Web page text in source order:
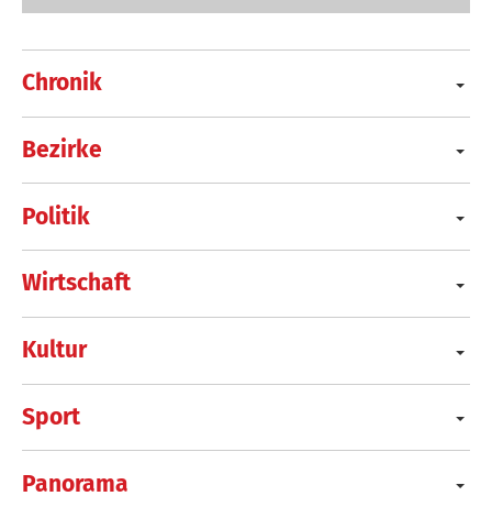
Chronik
Bezirke
Politik
Wirtschaft
Kultur
Sport
Panorama